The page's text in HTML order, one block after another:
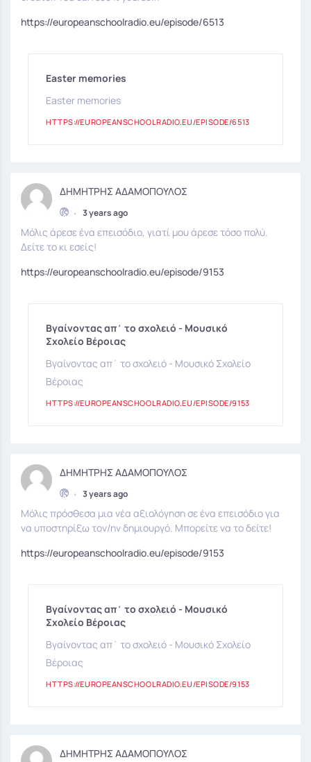
https://europeanschoolradio.eu/episode/6513
Easter memories
Easter memories
HTTPS://EUROPEANSCHOOLRADIO.EU/EPISODE/6513
ΔΗΜΗΤΡΗΣ ΑΔΑΜΟΠΟΥΛΟΣ
• 3 years ago
Μόλις άρεσε ένα επεισόδιο, γιατί μου άρεσε τόσο πολύ.
Δείτε το κι εσείς!
https://europeanschoolradio.eu/episode/9153
Βγαίνοντας απ΄ το σχολειό - Μουσικό
Σχολείο Βέροιας
Βγαίνοντας απ΄ το σχολειό - Μουσικό Σχολείο
Βέροιας
HTTPS://EUROPEANSCHOOLRADIO.EU/EPISODE/9153
ΔΗΜΗΤΡΗΣ ΑΔΑΜΟΠΟΥΛΟΣ
• 3 years ago
Μόλις πρόσθεσα μια νέα αξιολόγηση σε ένα επεισόδιο για
να υποστηρίξω τον/ην δημιουργό. Μπορείτε να το δείτε!
https://europeanschoolradio.eu/episode/9153
Βγαίνοντας απ΄ το σχολειό - Μουσικό
Σχολείο Βέροιας
Βγαίνοντας απ΄ το σχολειό - Μουσικό Σχολείο
Βέροιας
HTTPS://EUROPEANSCHOOLRADIO.EU/EPISODE/9153
ΔΗΜΗΤΡΗΣ ΑΔΑΜΟΠΟΥΛΟΣ